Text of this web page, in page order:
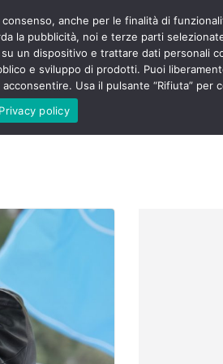
COMUNICATI CURIOSITÀ
anche per le finalità di
la pubblicità, noi e terze parti
un dispositivo e trattare dati personali
e sviluppo di prodotti. Puoi
Usa il pulsante “Rifiuta” per
policy